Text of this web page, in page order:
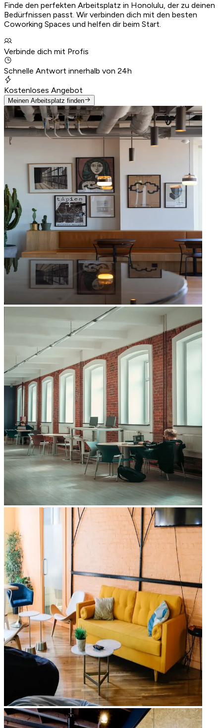
Finde den perfekten Arbeitsplatz in Honolulu, der zu deinen
Bedürfnissen passt. Wir verbinden dich mit den besten
Coworking Spaces und helfen dir beim Start.
Verbinde dich mit Profis
Schnelle Antwort innerhalb von 24h
Kostenloses Angebot
Meinen Arbeitsplatz finden